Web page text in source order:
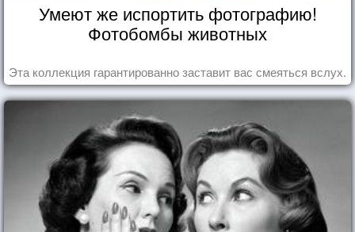
Умеют же испортить фотографию!
Фотобомбы животных
Эта коллекция гарантированно заставит вас смеяться вслух.